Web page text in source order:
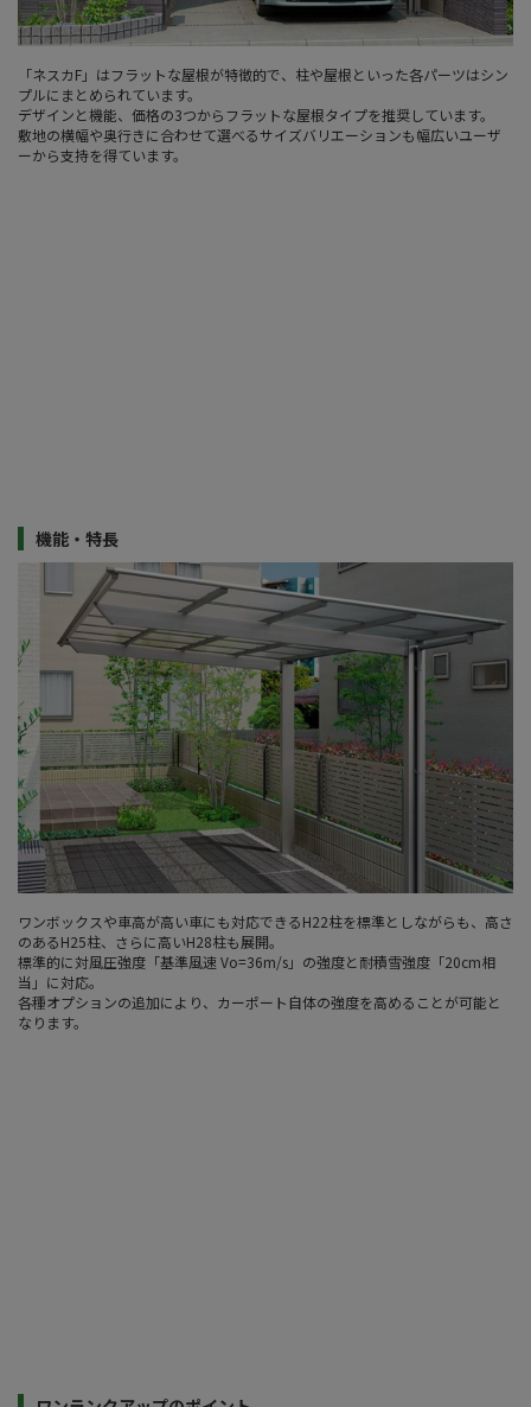
「ネスカF」はフラットな屋根が特徴的で、柱や屋根といった各パーツはシン
プルにまとめられています。
デザインと機能、価格の3つからフラットな屋根タイプを推奨しています。
敷地の横幅や奥行きに合わせて選べるサイズバリエーションも幅広いユーザ
ーから支持を得ています。
機能・特長
ワンボックスや車高が高い車にも対応できるH22柱を標準としながらも、高さ
のあるH25柱、さらに高いH28柱も展開。
標準的に対風圧強度「基準風速 Vo=36m/s」の強度と耐積雪強度「20cm相
当」に対応。
各種オプションの追加により、カーポート自体の強度を高めることが可能と
なります。